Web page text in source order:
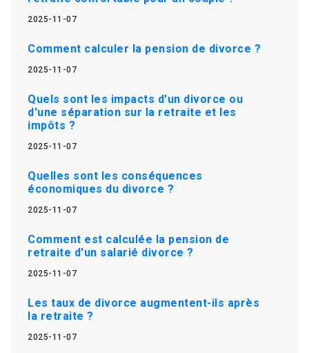
2025-11-07
Comment calculer la pension de divorce ?
2025-11-07
Quels sont les impacts d'un divorce ou
d'une séparation sur la retraite et les
impôts ?
2025-11-07
Quelles sont les conséquences
économiques du divorce ?
2025-11-07
Comment est calculée la pension de
retraite d'un salarié divorce ?
2025-11-07
Les taux de divorce augmentent-ils après
la retraite ?
2025-11-07